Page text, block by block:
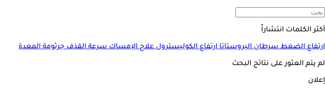
أكثر الكلمات انتشاراً
ارتفاع الضغطسرطان البروستاتاارتفاع الكوليسترولعلاج الإمساكسرعة القذفجرثومة المعدة
لم يتم العثور على نتائج البحث
إعلان